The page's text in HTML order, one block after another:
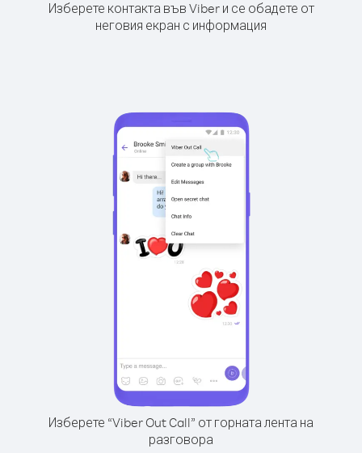
Изберете контакта във Viber и се обадете от
неговия екран с информация
Изберете “Viber Out Call” от горната лента на
разговора